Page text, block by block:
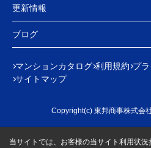
更新情報
ブログ
マンションカタログ 利用規約 プ
サイトマップ
Copyright(c) 東邦商事株式会
当サイトでは、お客様の当サイト利用状